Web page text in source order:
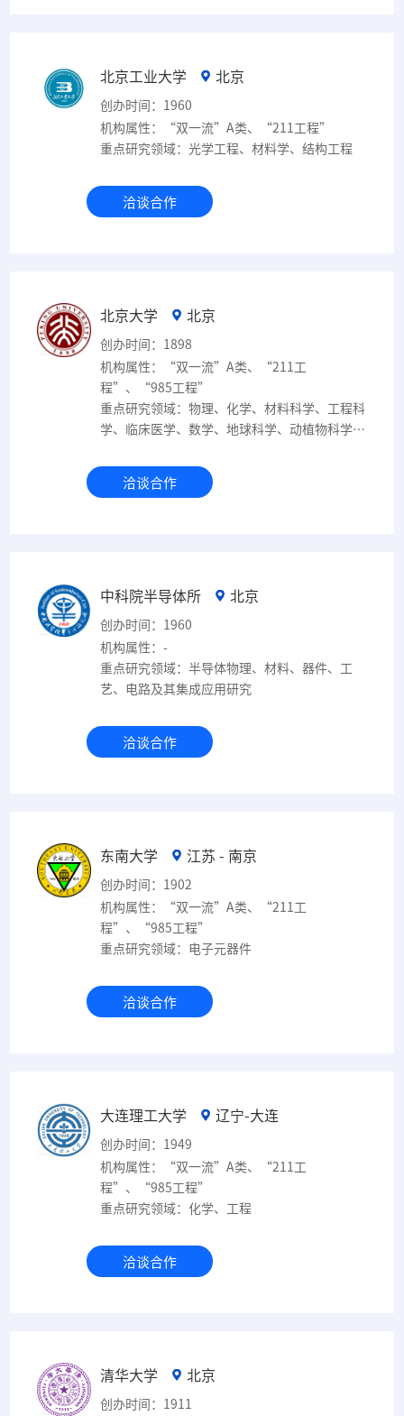
北京工业大学 北京
创办时间：1960
机构属性：“双一流”A类、“211工程”
重点研究领域：光学工程、材料学、结构工程
洽谈合作
北京大学 北京
创办时间：1898
机构属性：“双一流”A类、“211工
程”、“985工程”
重点研究领域：物理、化学、材料科学、工程科
学、临床医学、数学、地球科学、动植物科学、
药学与毒理学、计算机科学、神经科学与行为科
学、分子生物学与遗传学、精神病学/心理学、
洽谈合作
中科院半导体所 北京
创办时间：1960
机构属性：-
重点研究领域：半导体物理、材料、器件、工
艺、电路及其集成应用研究
洽谈合作
东南大学 江苏 - 南京
创办时间：1902
机构属性：“双一流”A类、“211工
程”、“985工程”
重点研究领域：电子元器件
洽谈合作
大连理工大学 辽宁-大连
创办时间：1949
机构属性：“双一流”A类、“211工
程”、“985工程”
重点研究领域：化学、工程
洽谈合作
清华大学 北京
创办时间：1911